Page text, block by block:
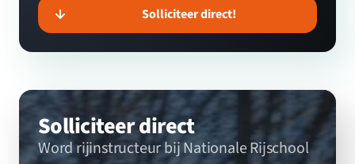
Solliciteer direct!
Solliciteer direct
Word rijinstructeur bij Nationale Rijschool